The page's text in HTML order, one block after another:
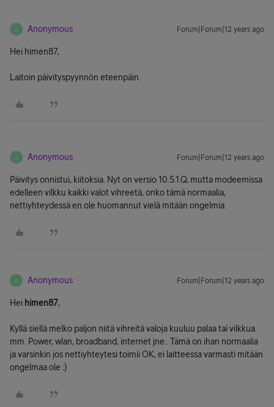
A Anonymous Forum|Forum|12 years ago
Hei himen87,
Laitoin päivityspyynnön eteenpäin.
A Anonymous Forum|Forum|12 years ago
Päivitys onnistui, kiitoksia. Nyt on versio 10.5.1.Q, mutta modeemissa
edelleen vilkku kaikki valot vihreetä, onko tämä normaalia,
nettiyhteydessä en ole huomannut vielä mitään ongelmia.
A Anonymous Forum|Forum|12 years ago
Hei himen87,
Kyllä siellä melko paljon niitä vihreitä valoja kuuluu palaa tai vilkkua.
mm. Power, wlan, broadband, internet jne.. Tämä on ihan normaalia
ja varsinkin jos nettiyhteytesi toimii OK, ei laitteessa varmasti mitään
ongelmaa ole :)